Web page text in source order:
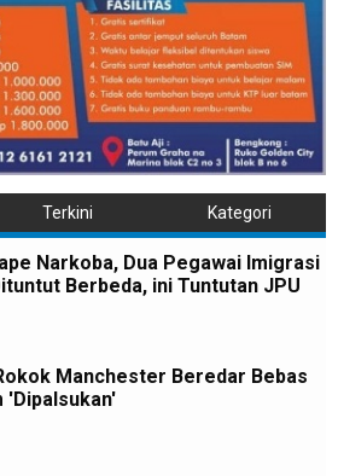
Terkini Kategori
Narkoba, Dua Pegawai Imigrasi
Berbeda, ini Tuntutan JPU
Manchester Beredar Bebas
'Dipalsukan'